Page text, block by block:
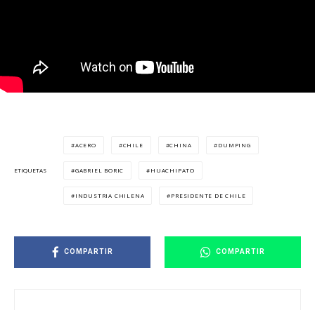
ETIQUETAS
ACERO CHILE CHINA DUMPING
GABRIEL BORIC HUACHIPATO
INDUSTRIA CHILENA PRESIDENTE DE CHILE
COMPARTIR COMPARTIR